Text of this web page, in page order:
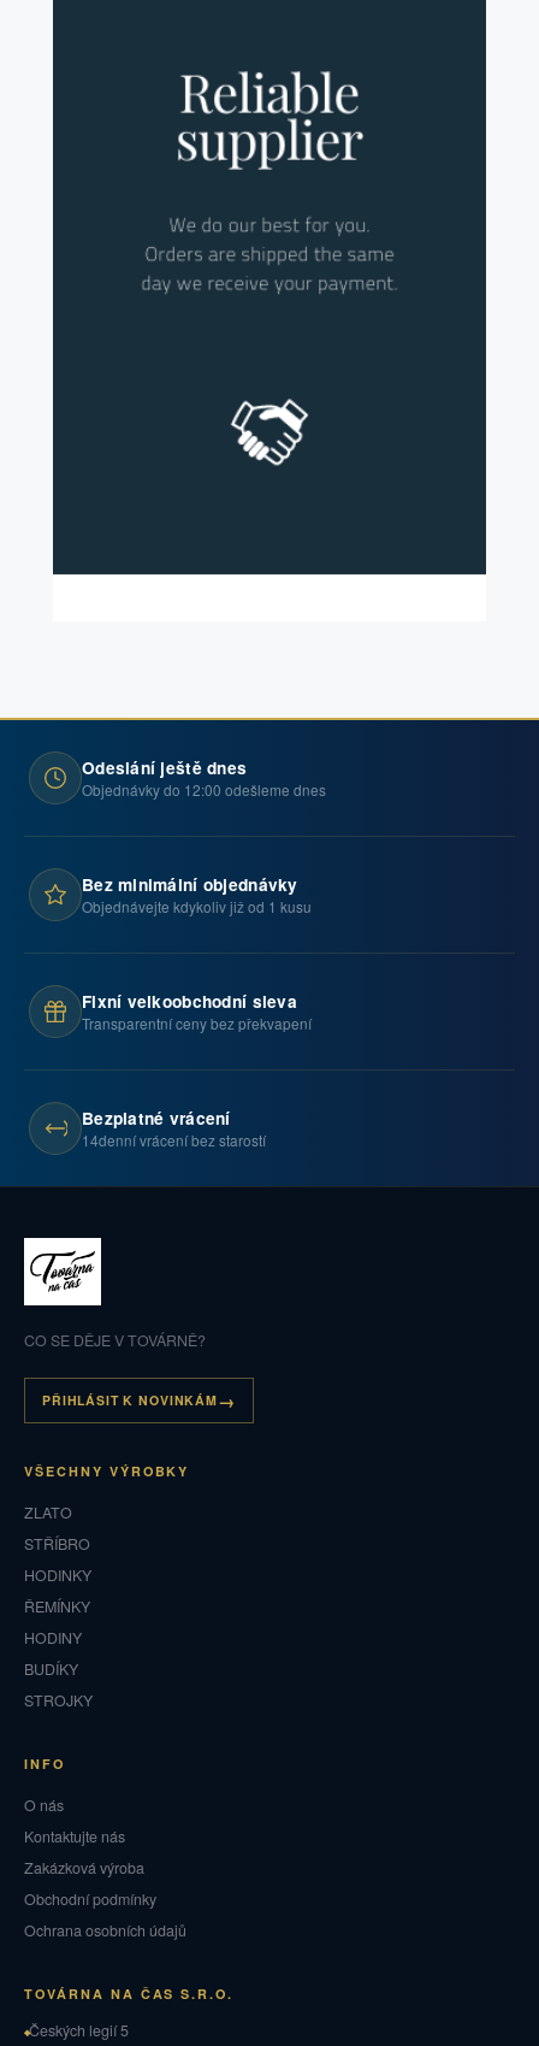
Odeslání ještě dnes
Objednávky do 12:00 odešleme dnes
Bez minimální objednávky
Objednávejte kdykoliv již od 1 kusu
Fixní velkoobchodní sleva
Transparentní ceny bez překvapení
Bezplatné vrácení
14denní vrácení bez starostí
CO SE DĚJE V TOVÁRNĚ?
PŘIHLÁSIT K NOVINKÁM
VŠECHNY VÝROBKY
ZLATO
STŘÍBRO
HODINKY
ŘEMÍNKY
HODINY
BUDÍKY
STROJKY
INFO
O nás
Kontaktujte nás
Zakázková výroba
Obchodní podmínky
Ochrana osobních údajů
TOVÁRNA NA ČAS S.R.O.
Českých legií 5